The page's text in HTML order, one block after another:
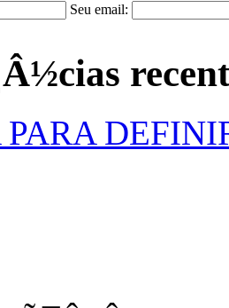
Seu email: